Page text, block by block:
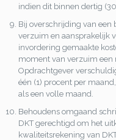
indien dit binnen dertig
Bij overschrijding van een
verzuim en aansprakelijk
invordering gemaakte
moment van verzuim een
Opdrachtgever
één (1) procent per
als een volle maand.
Behoudens omgaand
DKT gerechtigd om het
kwaliteitsrekening van